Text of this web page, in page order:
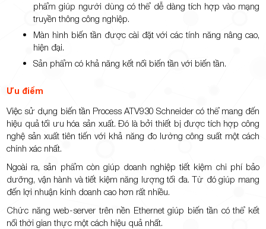
phẩm giúp người dùng có thể dễ dàng tích hợp vào mạng
truyền thông công nghiệp.
Màn hình biến tần được cài đặt với các tính năng nâng cao,
hiện đại.
Sản phẩm có khả năng kết nối biến tần với biến tần.
Ưu điểm
Việc sử dụng biến tần Process ATV930 Schneider có thể mang đến
hiệu quả tối ưu hóa sản xuất. Đó là bởi thiết bị được tích hợp công
nghệ sản xuất tiên tiến với khả năng đo lường công suất một cách
chính xác nhất.
Ngoài ra, sản phẩm còn giúp doanh nghiệp tiết kiệm chi phí bảo
dưỡng, vận hành và tiết kiệm năng lượng tối đa. Từ đó giúp mang
đến lợi nhuận kinh doanh cao hơn rất nhiều.
Chức năng web-server trên nền Ethernet giúp biến tần có thể kết
nối thời gian thực một cách hiệu quả nhất.